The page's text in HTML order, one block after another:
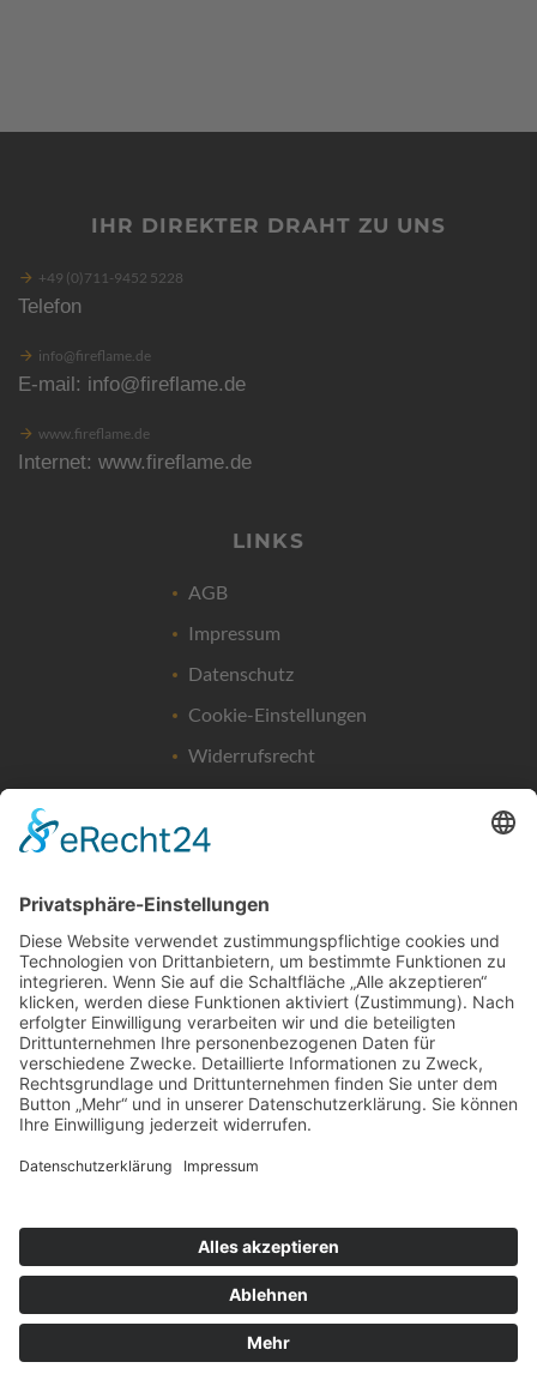
IHR DIREKTER DRAHT ZU UNS
+49 (0)711-9452 5228
Telefon
info@fireflame.de
E-mail: info@fireflame.de
www.fireflame.de
Internet: www.fireflame.de
LINKS
AGB
Impressum
Datenschutz
Cookie-Einstellungen
Widerrufsrecht
FIREFLAME - EINRICHTUNG UND DESIGN
D-70771 LEINFELDEN-ECHTERDINGEN
Termine nur nach Vereinbarung!
fireflame - einrichtung und design2026. © Copyright - 2018
Alle Rechte vorbehalten